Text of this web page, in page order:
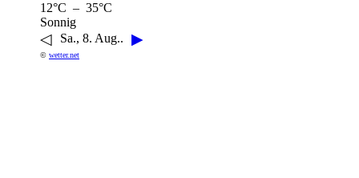
12°C – 35°C
Sonnig
◁ Sa., 8. Aug.. ▶
© wetter.net